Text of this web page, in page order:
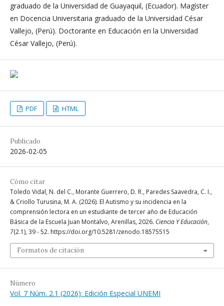
graduado de la Universidad de Guayaquil, (Ecuador). Magíster
en Docencia Universitaria graduado de la Universidad César
Vallejo, (Perú). Doctorante en Educación en la Universidad
César Vallejo, (Perú).
PDF HTML
Publicado
2026-02-05
Cómo citar
Toledo Vidal, N. del C., Morante Guerrero, D. R., Paredes Saavedra, C. I.,
& Criollo Turusina, M. A. (2026). El Autismo y su incidencia en la
comprensión lectora en un estudiante de tercer año de Educación
Básica de la Escuela Juan Montalvo, Arenillas, 2026. Ciencia Y Educación,
7(2.1), 39 - 52. https://doi.org/10.5281/zenodo.18575515
Formatos de citación
Número
Vol. 7 Núm. 2.1 (2026): Edición Especial UNEMI